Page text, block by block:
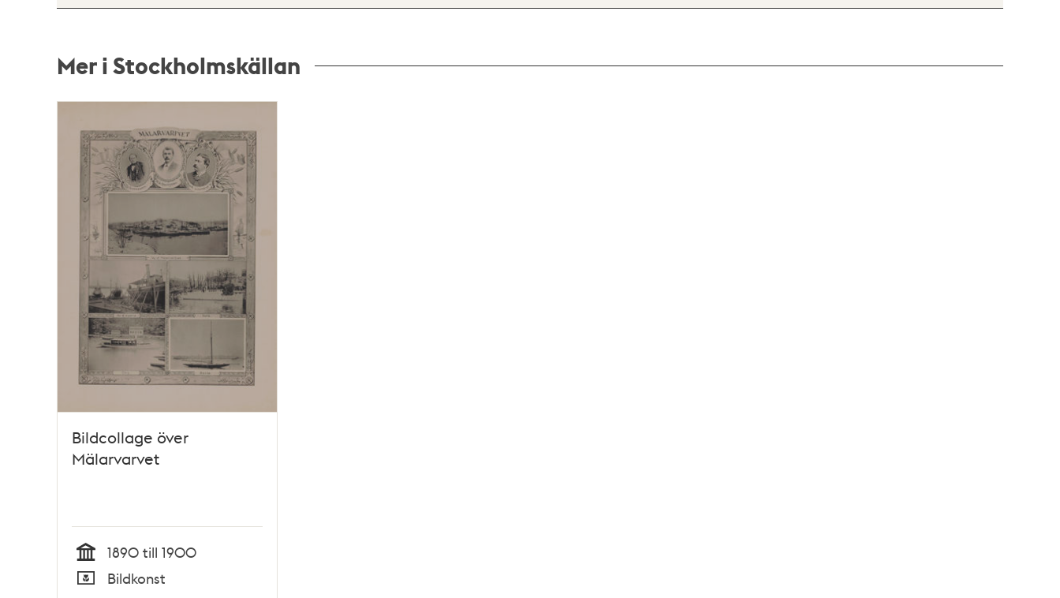
Mer i Stockholmskällan
poster
teman
Bildcollage över
Mälarvarvet
Tid
1890 till 1900
Bildkonst